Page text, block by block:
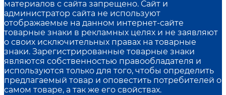
материалов с сайта запрещено. Сайт и
администратор сайта не используют
отображаемые на данном интернет-сайте
товарные знаки в рекламных целях и не заявляют
о своих исключительных правах на товарные
знаки. Зарегистрированные товарные знаки
являются собственностью правообладателя и
используются только для того, чтобы определить
предлагаемый товар и оповестить потребителей о
самом товаре, а так же его свойствах.